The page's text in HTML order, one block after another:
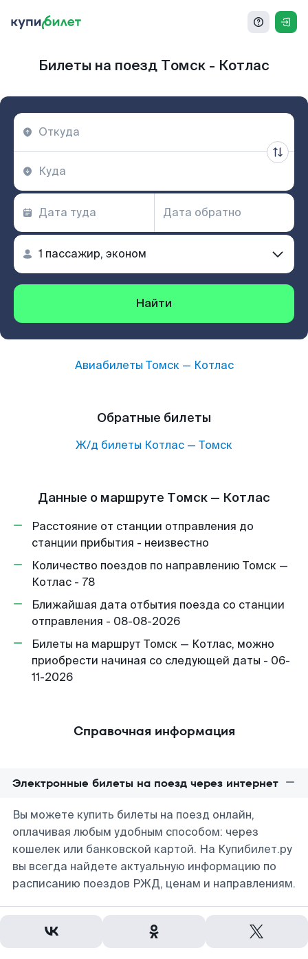
Билеты на поезд Томск - Котлас
Найти
Авиабилеты Томск— Котлас
Обратные билеты
Ж/д билеты Котлас — Томск
Данные о маршруте Томск — Котлас
Расстояние от станции отправления до
станции прибытия - неизвестно
Количество поездов по направлению Томск —
Котлас - 78
Ближайшая дата отбытия поезда со станции
отправления - 08-08-2026
Билеты на маршрут Томск — Котлас, можно
приобрести начиная со следующей даты - 06-
11-2026
Справочная информация
Электронные билеты на поезд через интернет
Вы можете купить билеты на поезд онлайн,
оплачивая любым удобным способом: через
кошелек или банковской картой. На Купибилет.ру
вы всегда найдете актуальную информацию по
расписанию поездов РЖД, ценам и направлениям.